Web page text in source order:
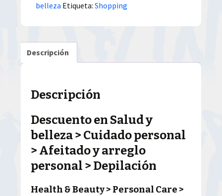
belleza Etiqueta:Shopping
Descripción
Descripción
Descuento en Salud y
belleza > Cuidado personal
> Afeitado y arreglo
personal > Depilación
Health & Beauty > Personal Care >